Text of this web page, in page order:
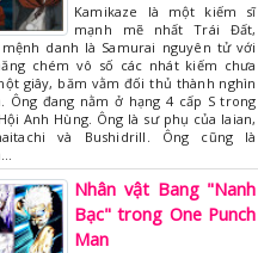
Kamikaze là một kiếm sĩ
mạnh mẽ nhất Trái Đất,
danh là Samurai nguyên tử với
chém vô số các nhát kiếm chưa
giây, băm vằm đối thủ thành nghìn
Ông đang nằm ở hạng 4 cấp S trong
Anh Hùng. Ông là sư phụ của Iaian,
và Bushidrill. Ông cũng là
Nhân vật Bang "Nanh
Bạc" trong One Punch
Man